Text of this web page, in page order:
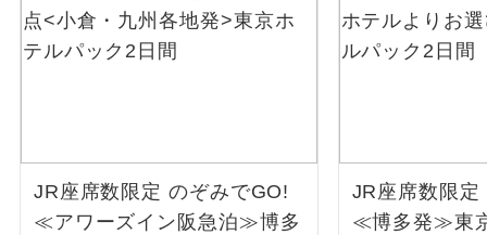
JR座席数限定 のぞみでGO!
≪アワーズイン阪急泊≫博多
JR座席数限
≪博多発≫東